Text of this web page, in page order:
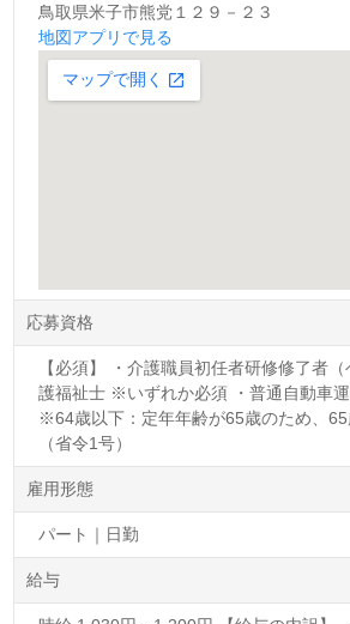
鳥取県米子市熊党１２９－２３
地図アプリで見る
応募資格
【必須】 ・介護職員初任者研修修了者
護福祉士 ※いずれか必須 ・普通自動車
※64歳以下：定年年齢が65歳のため、
（省令1号）
雇用形態
パート｜日勤
給与